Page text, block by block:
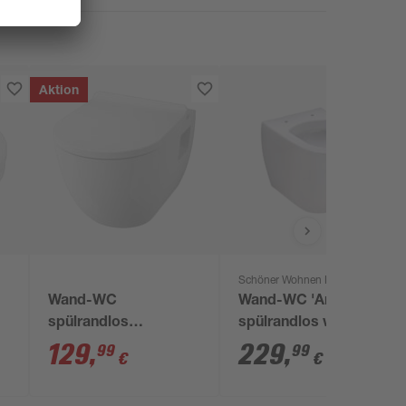
Aktion
Wand-WC
spülrandlos
'Lissabon' inklusive
WC-Sitz weiß
129,99 €
Schöner Wohnen Kollektion
Wand-WC 'Antus'
spülrandlos weiß
ohne WC-Sitz
229,99 €